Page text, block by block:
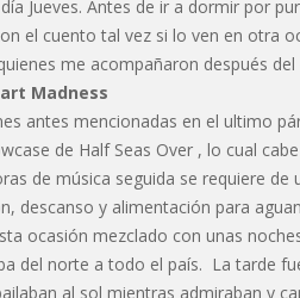
Jueves. Antes de ir a dormir por
el cuento tal vez si lo ven en otra
me acompañaron después
Madness
antes mencionadas en el ultimo
de Half Seas Over , lo cual
de música seguida se requiere
descanso y alimentación para
ocasión mezclado con unas
del norte a todo el país. La tarde
al sol mientras admiraban y